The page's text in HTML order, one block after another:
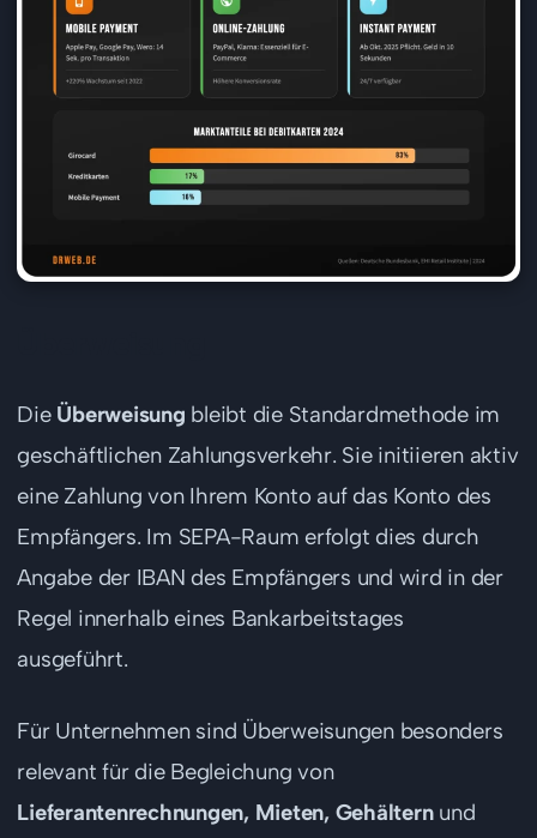
Die Überweisung bleibt die Standardmethode im
geschäftlichen Zahlungsverkehr. Sie initiieren aktiv
eine Zahlung von Ihrem Konto auf das Konto des
Empfängers. Im SEPA-Raum erfolgt dies durch
Angabe der IBAN des Empfängers und wird in der
Regel innerhalb eines Bankarbeitstages
ausgeführt.
Für Unternehmen sind Überweisungen besonders
relevant für die Begleichung von
Lieferantenrechnungen, Mieten, Gehälternund